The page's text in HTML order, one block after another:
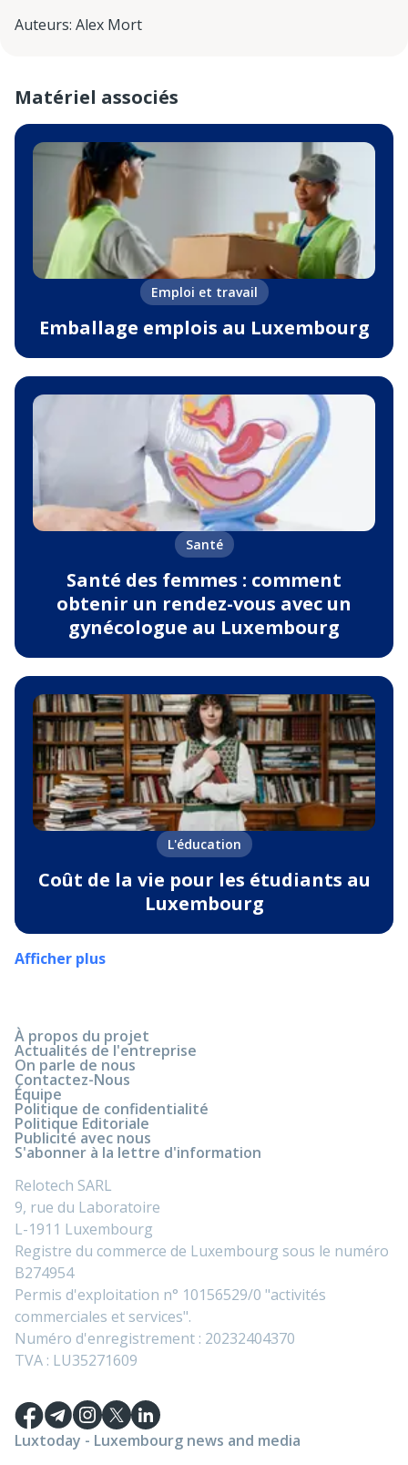
Auteurs: Alex Mort
Matériel associés
Emploi et travail
Emballage emplois au Luxembourg
Santé
Santé des femmes : comment
obtenir un rendez-vous avec un
gynécologue au Luxembourg
L'éducation
Coût de la vie pour les étudiants au
Luxembourg
Afficher plus
À propos du projet
Actualités de l'entreprise
On parle de nous
Contactez-Nous
Équipe
Politique de confidentialité
Politique Editoriale
Publicité avec nous
S'abonner à la lettre d'information
Relotech SARL
9, rue du Laboratoire
L-1911 Luxembourg
Registre du commerce de Luxembourg sous le numéro
B274954
Permis d'exploitation n° 10156529/0 "activités
commerciales et services".
Numéro d'enregistrement : 20232404370
TVA : LU35271609
Luxtoday - Luxembourg news and media